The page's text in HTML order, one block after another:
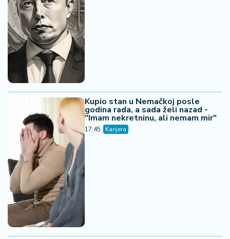
Kupio stan u Nemačkoj posle
godina rada, a sada želi nazad -
"Imam nekretninu, ali nemam mir"
17:45 Karijera